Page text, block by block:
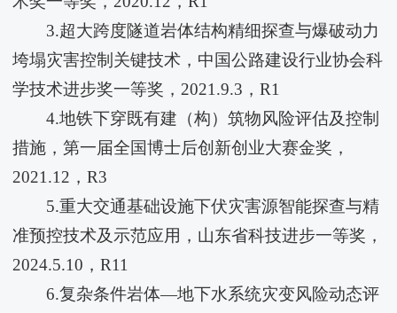
3.超大跨度隧道岩体结构精细探查与爆破动力
垮塌灾害控制关键技术，中国公路建设行业协会科
学技术进步奖一等奖，2021.9.3，R1
4.地铁下穿既有建（构）筑物风险评估及控制
措施，第一届全国博士后创新创业大赛金奖，
2021.12，R3
5.重大交通基础设施下伏灾害源智能探查与精
准预控技术及示范应用，山东省科技进步一等奖，
2024.5.10，R11
6.复杂条件岩体—地下水系统灾变风险动态评